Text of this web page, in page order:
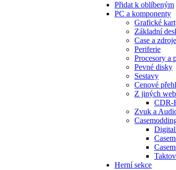
Přidat k oblíbeným
PC a komponenty
Grafické
Základní
Case a zdroje
Periferie
Procesory a
Pevné disky
Sestavy
Cenové
Z jiných
CDR-
Zvuk a
Herní sekce